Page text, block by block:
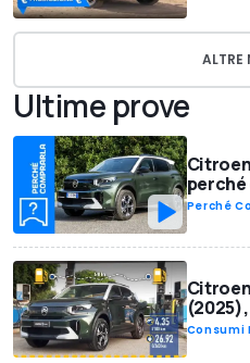
ALTRE
Ultime prove
perché
Perché
Consumi